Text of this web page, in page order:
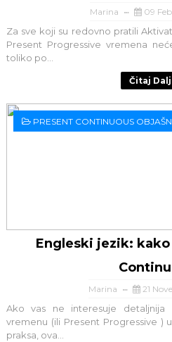
Marina 09
Za sve koji su redovno pratili
Present Progressive vremena
toliko po...
Čitaj
PRESENT CONTINUOUS
Engleski jezik:
Marina 21
Ako vas ne interesuje detaljnija
vremenu (ili Present Progressive )
praksa, ova...